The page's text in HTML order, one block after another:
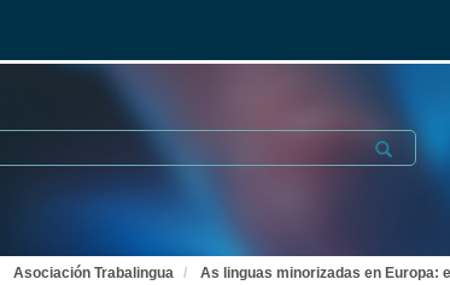
Submit
Asociación Trabalingua As linguas minorizadas en Europa: